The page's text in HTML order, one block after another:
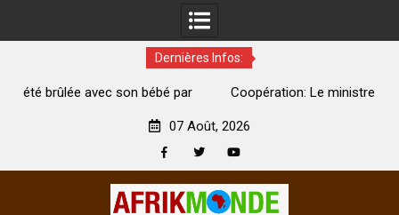
Dernières Infos:
par
Coopération: Le ministre Indien Kirti Vardhan Singh à
07 Août, 2026